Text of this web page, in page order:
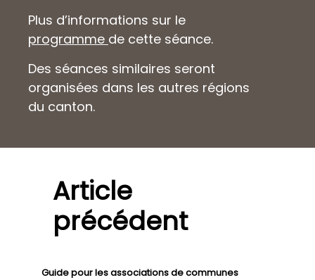
Plus d’informations sur le
programme de cette séance.
Des séances similaires seront
organisées dans les autres régions
du canton.
Article
précédent
Guide pour les associations de communes